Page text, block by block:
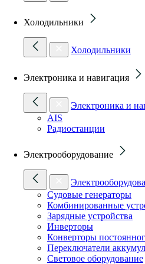
Холодильники
Холодильники
Электроника и навигация
Электроника и
AIS
Радиостанции
Электрооборудование
Судовые генераторы
Комбинированные
Зарядные устройства
Инверторы
Конверторы
Переключатели
Световое оборудование